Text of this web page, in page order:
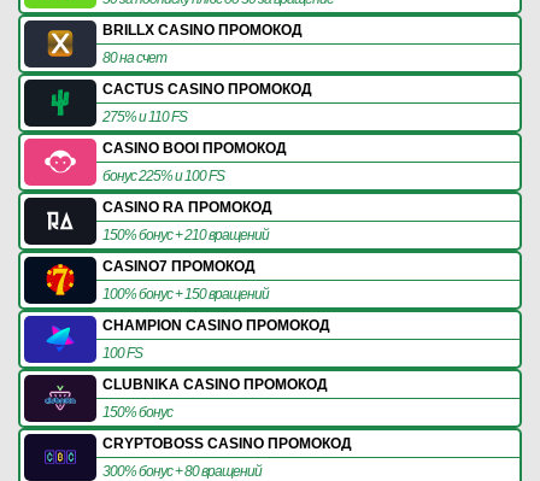
BRILLX CASINO ПРОМОКОД
80 на счет
CACTUS CASINO ПРОМОКОД
275% и 110 FS
CASINO BOOI ПРОМОКОД
бонус 225% и 100 FS
CASINO RA ПРОМОКОД
150% бонус + 210 вращений
CASINO7 ПРОМОКОД
100% бонус + 150 вращений
CHAMPION CASINO ПРОМОКОД
100 FS
CLUBNIKA CASINO ПРОМОКОД
150% бонус
CRYPTOBOSS CASINO ПРОМОКОД
300% бонус + 80 вращений